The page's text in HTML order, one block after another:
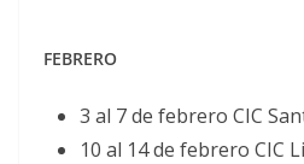
FEBRERO
3 al 7 de febrero CIC
10 al 14 de febrero CIC